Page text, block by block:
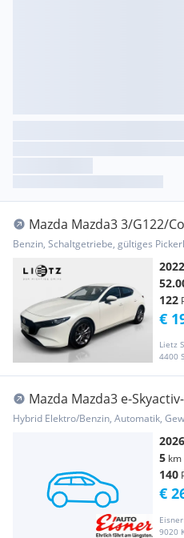
Mazda Mazda3 3/G122/
Benzin, Schaltgetriebe, gültiges
2022
122
Lietz
4400
€
Mazda Mazda3 e-
Aut.
Hybrid Elektro/Benzin, Automatik,
2026
5 km
140
9020
€